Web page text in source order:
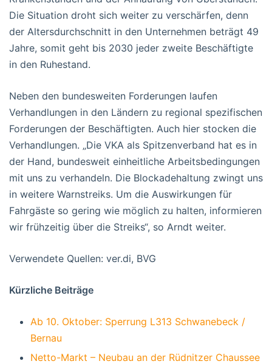
Die Situation droht sich weiter zu verschärfen, denn
der Altersdurchschnitt in den Unternehmen beträgt 49
Jahre, somit geht bis 2030 jeder zweite Beschäftigte
in den Ruhestand.
Neben den bundesweiten Forderungen laufen
Verhandlungen in den Ländern zu regional spezifischen
Forderungen der Beschäftigten. Auch hier stocken die
Verhandlungen. „Die VKA als Spitzenverband hat es in
der Hand, bundesweit einheitliche Arbeitsbedingungen
mit uns zu verhandeln. Die Blockadehaltung zwingt uns
in weitere Warnstreiks. Um die Auswirkungen für
Fahrgäste so gering wie möglich zu halten, informieren
wir frühzeitig über die Streiks“, so Arndt weiter.
Verwendete Quellen: ver.di, BVG
Kürzliche Beiträge
Ab 10. Oktober: Sperrung L313 Schwanebeck /
Bernau
Netto-Markt – Neubau an der Rüdnitzer Chaussee